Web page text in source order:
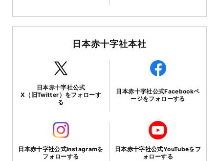
日本赤十字社本社
日本赤十字社公式
X（旧Twitter）をフォローす
る
日本赤十字社公式Facebookペ
ージをフォローする
日本赤十字社公式Instagramを
フォローする
日本赤十字社公式YouTubeをフ
ォローする